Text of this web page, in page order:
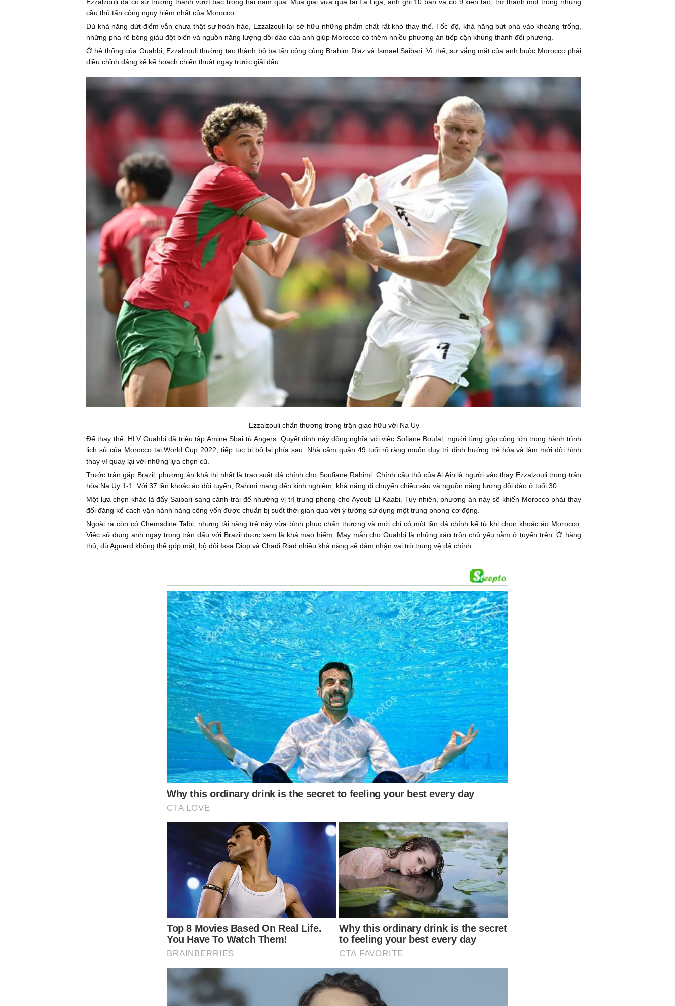
cầu thủ tấn công nguy hiểm nhất của Morocco.
Dù khả năng dứt điểm vẫn chưa thật sự hoàn hảo, Ezzalzouli lại sở hữu những phẩm chất rất khó thay thế. Tốc độ, khả năng bứt phá vào khoảng trống,
những pha rê bóng giàu đột biến và nguồn năng lượng dồi dào của anh giúp Morocco có thêm nhiều phương án tiếp cận khung thành đối phương.
Ở hệ thống của Ouahbi, Ezzalzouli thường tạo thành bộ ba tấn công cùng Brahim Diaz và Ismael Saibari. Vì thế, sự vắng mặt của anh buộc Morocco phải
điều chỉnh đáng kể kế hoạch chiến thuật ngay trước giải đấu.
Ezzalzouli chấn thương trong trận giao hữu với Na Uy
Để thay thế, HLV Ouahbi đã triệu tập Amine Sbai từ Angers. Quyết định này đồng nghĩa với việc Sofiane Boufal, người từng góp công lớn trong hành trình
lịch sử của Morocco tại World Cup 2022, tiếp tục bị bỏ lại phía sau. Nhà cầm quân 49 tuổi rõ ràng muốn duy trì định hướng trẻ hóa và làm mới đội hình
thay vì quay lại với những lựa chọn cũ.
Trước trận gặp Brazil, phương án khả thi nhất là trao suất đá chính cho Soufiane Rahimi. Chính cầu thủ của Al Ain là người vào thay Ezzalzouli trong trận
hòa Na Uy 1-1. Với 37 lần khoác áo đội tuyển, Rahimi mang đến kinh nghiệm, khả năng di chuyển chiều sâu và nguồn năng lượng dồi dào ở tuổi 30.
Một lựa chọn khác là đẩy Saibari sang cánh trái để nhường vị trí trung phong cho Ayoub El Kaabi. Tuy nhiên, phương án này sẽ khiến Morocco phải thay
đổi đáng kể cách vận hành hàng công vốn được chuẩn bị suốt thời gian qua với ý tưởng sử dụng một trung phong cơ động.
Ngoài ra còn có Chemsdine Talbi, nhưng tài năng trẻ này vừa bình phục chấn thương và mới chỉ có một lần đá chính kể từ khi chọn khoác áo Morocco.
Việc sử dụng anh ngay trong trận đấu với Brazil được xem là khá mạo hiểm. May mắn cho Ouahbi là những xáo trộn chủ yếu nằm ở tuyến trên. Ở hàng
thủ, dù Aguerd không thể góp mặt, bộ đôi Issa Diop và Chadi Riad nhiều khả năng sẽ đảm nhận vai trò trung vệ đá chính.